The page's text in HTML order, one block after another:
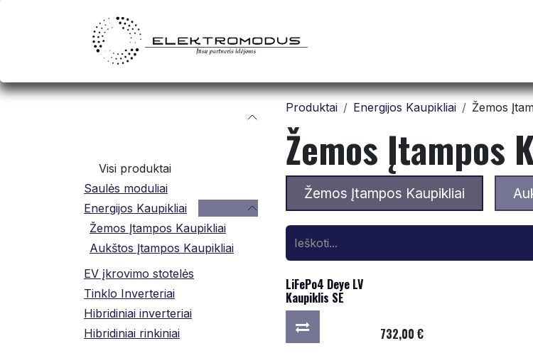
Visi produktai
Saulės moduliai
Energijos Kaupikliai
Žemos Įtampos Kaupikliai
Aukštos Įtampos Kaupikliai
EV įkrovimo stotelės
Tinklo Inverteriai
Hibridiniai inverteriai
Hibridiniai rinkiniai
Produktai Energijos Kaupikliai Žemos
Žemos Įtampos
Žemos Įtampos Kaupikliai
LiFePo4 Deye LV
Kaupiklis SE
732,00 €